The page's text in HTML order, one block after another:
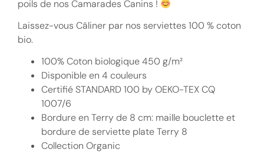
poils de nos Camarades Canins !
Laissez-vous Câliner par nos serviettes 100 % coton
bio.
100% Coton biologique 450 g/m²
Disponible en 4 couleurs
Certifié STANDARD 100 by OEKO-TEX CQ
1007/6
Bordure en Terry de 8 cm: maille bouclette et
bordure de serviette plate Terry 8
Collection Organic